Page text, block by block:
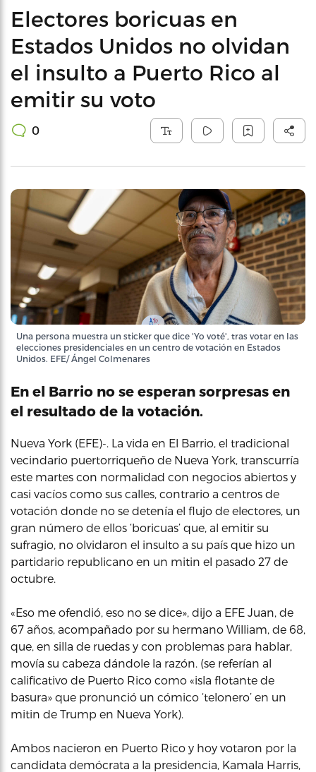
Electores boricuas en
Estados Unidos no olvidan
el insulto a Puerto Rico al
emitir su voto
0
Una persona muestra un sticker que dice 'Yo voté', tras votar en las
elecciones presidenciales en un centro de votación en Estados
Unidos. EFE/ Ángel Colmenares
En el Barrio no se esperan sorpresas en
el resultado de la votación.
Nueva York (EFE)-. La vida en El Barrio, el tradicional
vecindario puertorriqueño de Nueva York, transcurría
este martes con normalidad con negocios abiertos y
casi vacíos como sus calles, contrario a centros de
votación donde no se detenía el flujo de electores, un
gran número de ellos ‘boricuas’ que, al emitir su
sufragio, no olvidaron el insulto a su país que hizo un
partidario republicano en un mitin el pasado 27 de
octubre.
«Eso me ofendió, eso no se dice», dijo a EFE Juan, de
67 años, acompañado por su hermano William, de 68,
que, en silla de ruedas y con problemas para hablar,
movía su cabeza dándole la razón. (se referían al
calificativo de Puerto Rico como «isla flotante de
basura» que pronunció un cómico ‘telonero’ en un
mitin de Trump en Nueva York).
Ambos nacieron en Puerto Rico y hoy votaron por la
candidata demócrata a la presidencia, Kamala Harris,